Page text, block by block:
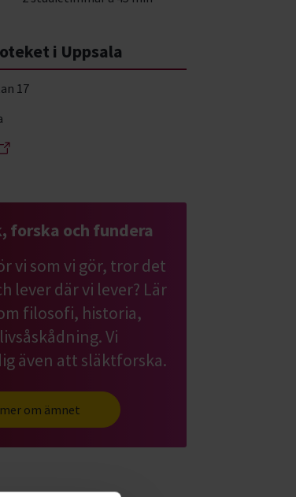
i Uppsala
17
forska och fundera
vi som vi gör, tror det
lever där vi lever? Lär
filosofi, historia,
Vi
även att släktforska.
om ämnet